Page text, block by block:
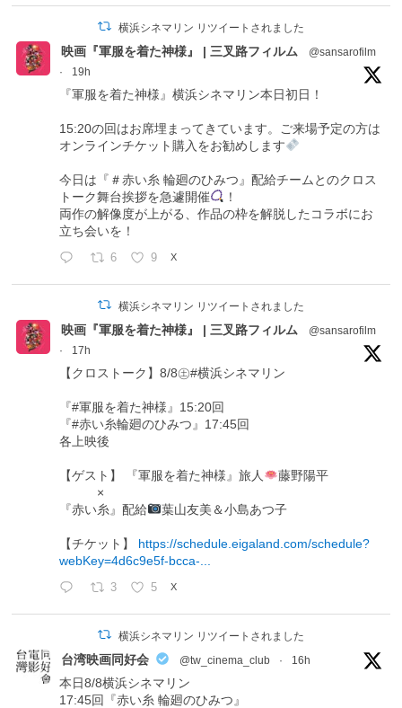
横浜シネマリン リツイートされました
映画『軍服を着た神様』 | 三叉路フィルム
@sansarofilm
·
19h
『軍服を着た神様』横浜シネマリン本日初日！
15:20の回はお席埋まってきています。ご来場予定の方は
オンラインチケット購入をお勧めします
今日は『＃赤い糸 輪廻のひみつ』配給チームとのクロス
トーク舞台挨拶を急遽開催
！
両作の解像度が上がる、作品の枠を解脱したコラボにお
立ち会いを！
6 9 X
横浜シネマリン リツイートされました
映画『軍服を着た神様』 | 三叉路フィルム
@sansarofilm
·
17h
【クロストーク】8/8㊏#横浜シネマリン
『#軍服を着た神様』15:20回
『#赤い糸輪廻のひみつ』17:45回
各上映後
【ゲスト】 『軍服を着た神様』旅人
藤野陽平
×
『赤い糸』配給
葉山友美＆小島あつ子
【チケット】 https://schedule.eigaland.com/schedule?
webKey=4d6c9e5f-bcca-...
3 5 X
横浜シネマリン リツイートされました
台湾映画同好会 @tw_cinema_club · 16h
本日8/8横浜シネマリン
17:45回『赤い糸 輪廻のひみつ』